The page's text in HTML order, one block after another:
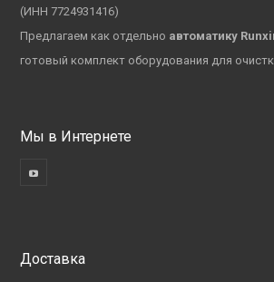
(ИНН 7724931416)
Предлагаем как отдельно автоматику
готовый комплект оборудования для
Мы в Интернете
Доставка